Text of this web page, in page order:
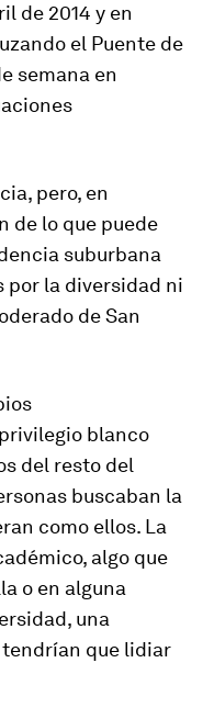
de 2014 y en
el Puente de
semana en
pero, en
de lo que puede
suburbana
por la diversidad ni
de San
blanco
del resto del
buscaban la
como ellos. La
algo que
o en alguna
una
que lidiar